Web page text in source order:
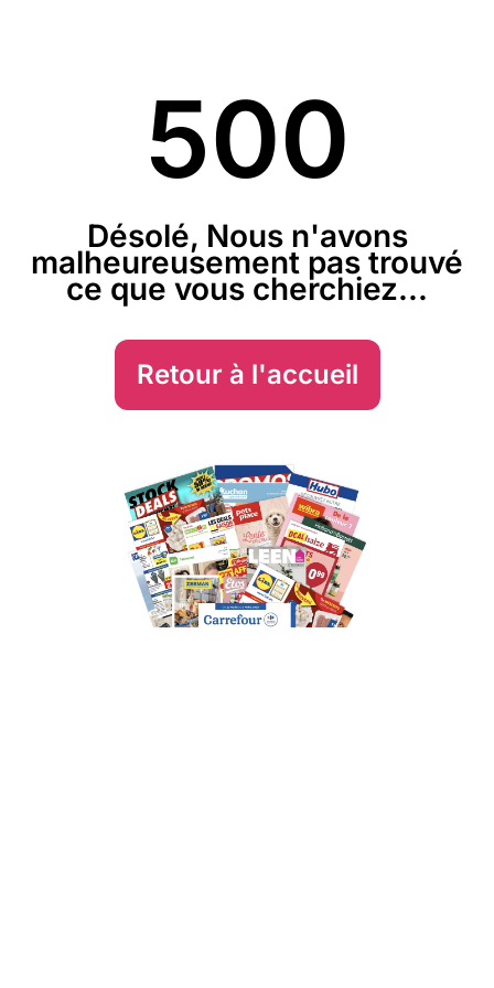
500
Désolé, Nous n'avons
malheureusement pas trouvé
ce que vous cherchiez...
Retour à l'accueil